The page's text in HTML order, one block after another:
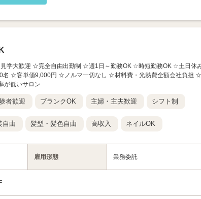
学大歓迎 ☆完全自由出勤制 ☆週1日～勤務OK ☆時短勤務OK ☆土日休
☆客単価9,000円 ☆ノルマ一切なし ☆材料費・光熱費全額会社負担 ☆
が低いサロン
者歓迎 ブランクOK 主婦・主夫歓迎 シフト制
自由 髪型・髪色自由 高収入 ネイルOK
雇用形態 業務委託